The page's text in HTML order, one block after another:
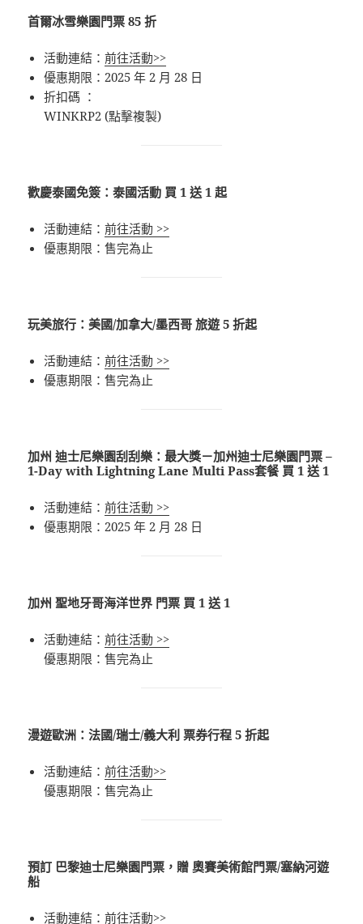
首爾冰雪樂園門票 85 折
活動連結：前往活動>>
優惠期限：2025 年 2 月 28 日
折扣碼 ：
WINKRP2 (點擊複製)
歡慶泰國免簽：泰國活動 買 1 送 1 起
活動連結：前往活動 >>
優惠期限：售完為止
玩美旅行：美國/加拿大/墨西哥 旅遊 5 折起
活動連結：前往活動 >>
優惠期限：售完為止
加州 迪士尼樂園刮刮樂：最大獎－加州迪士尼樂園門票 –
1-Day with Lightning Lane Multi Pass套餐 買 1 送 1
活動連結：前往活動 >>
優惠期限：2025 年 2 月 28 日
加州 聖地牙哥海洋世界 門票 買 1 送 1
活動連結：前往活動 >>
優惠期限：售完為止
漫遊歐洲：法國/瑞士/義大利 票券行程 5 折起
活動連結：前往活動>>
優惠期限：售完為止
預訂 巴黎迪士尼樂園門票，贈 奧賽美術館門票/塞納河遊
船
活動連結：前往活動>>